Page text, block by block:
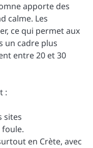
apporte des
calme. Les
ce qui permet aux
un cadre plus
entre 20 et 30
:
sites
en Crète, avec